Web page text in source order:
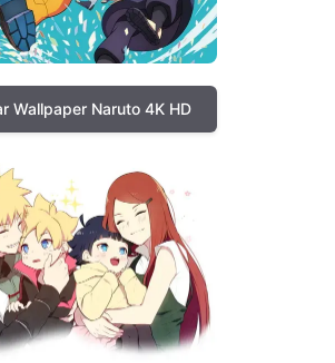
Wallpaper Naruto 4K HD